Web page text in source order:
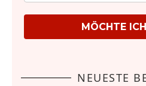
MÖCHTE
NEUESTE